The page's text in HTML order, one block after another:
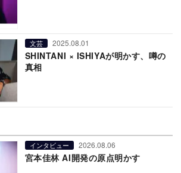
文芸 2025.08.01
SHINTANI × ISHIYAが明かす、噂の
真相
インタビュー 2026.08.06
宮本佳林 AI開発の原点明かす